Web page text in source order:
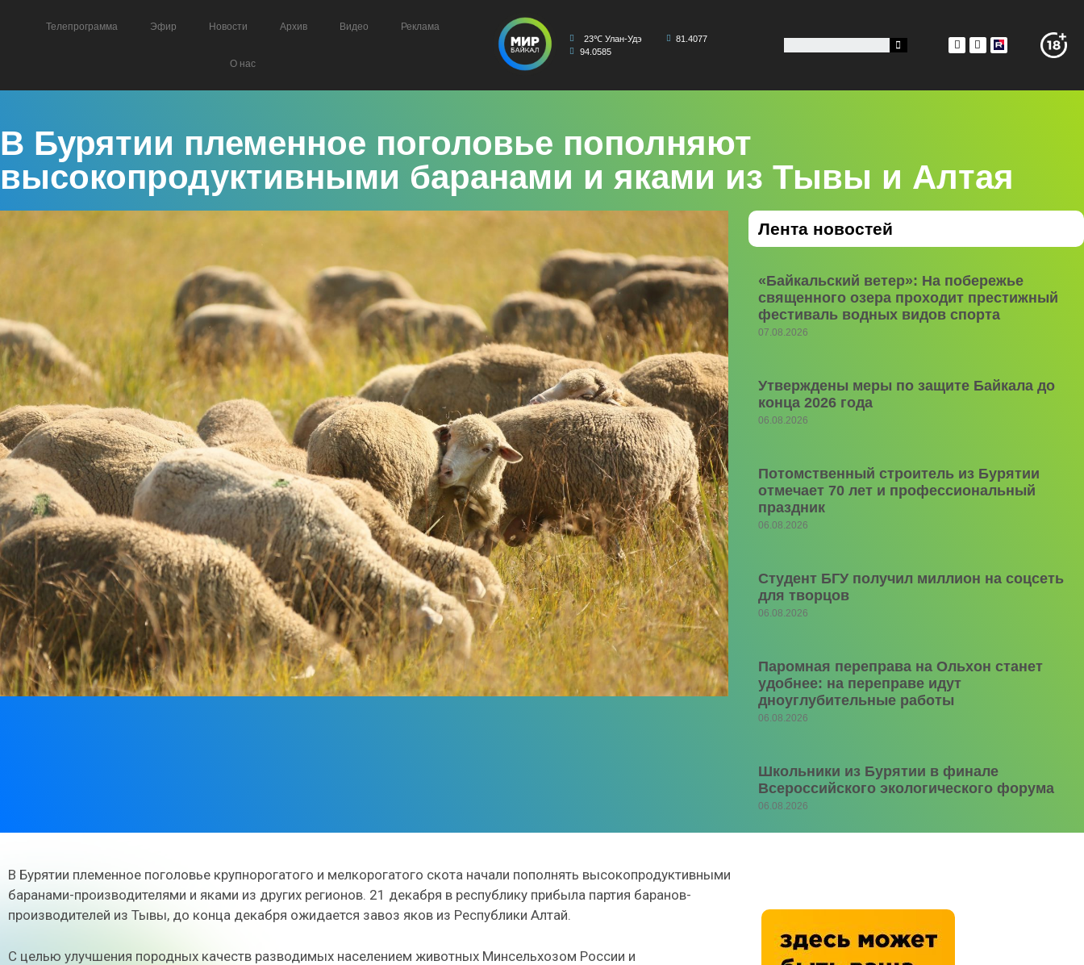
Телепрограмма Эфир Новости Архив Видео Реклама
О нас
23℃ Улан-Удэ
81.4077
94.0585
В Бурятии племенное поголовье пополняют
высокопродуктивными баранами и яками из Тывы и Алтая
Лента новостей
«Байкальский ветер»: На побережье
священного озера проходит престижный
фестиваль водных видов спорта
07.08.2026
Утверждены меры по защите Байкала до
конца 2026 года
06.08.2026
Потомственный строитель из Бурятии
отмечает 70 лет и профессиональный
праздник
06.08.2026
Студент БГУ получил миллион на соцсеть
для творцов
06.08.2026
Паромная переправа на Ольхон станет
удобнее: на переправе идут
дноуглубительные работы
06.08.2026
Школьники из Бурятии в финале
Всероссийского экологического форума
06.08.2026
В Бурятии племенное поголовье крупнорогатого и мелкорогатого скота начали пополнять высокопродуктивными
баранами-производителями и яками из других регионов. 21 декабря в республику прибыла партия баранов-
производителей из Тывы, до конца декабря ожидается завоз яков из Республики Алтай.
С целью улучшения породных качеств разводимых населением животных Минсельхозом России и